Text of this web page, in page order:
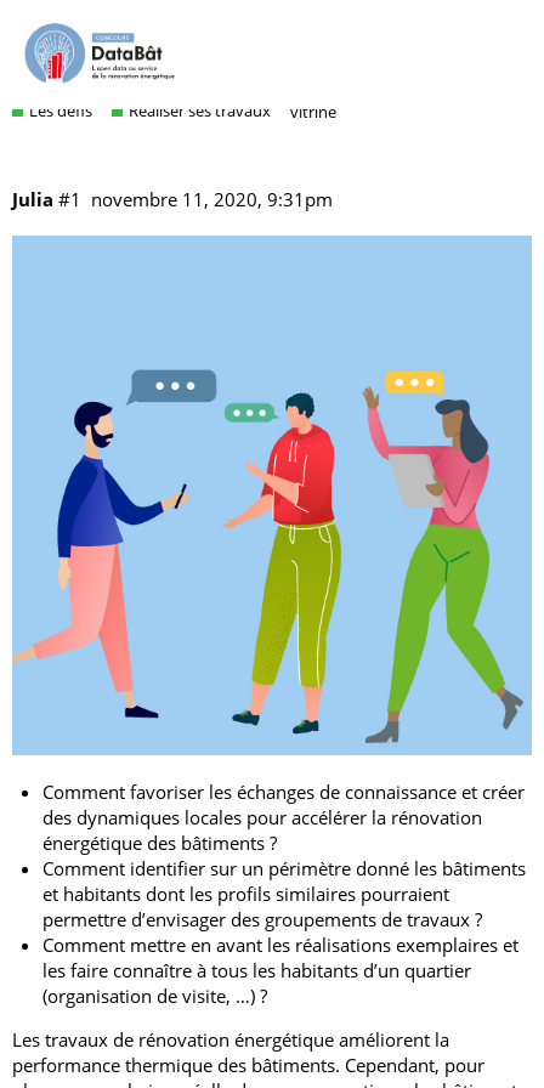
2.2 Susciter une dynamique de
voisinage
Les défis Réaliser ses travaux vitrine
Julia novembre 11, 2020, 9:31pm
#1
Comment favoriser les échanges de connaissance et créer
des dynamiques locales pour accélérer la rénovation
énergétique des bâtiments ?
Comment identifier sur un périmètre donné les bâtiments
et habitants dont les profils similaires pourraient
permettre d’envisager des groupements de travaux ?
Comment mettre en avant les réalisations exemplaires et
les faire connaître à tous les habitants d’un quartier
(organisation de visite, …) ?
Les travaux de rénovation énergétique améliorent la
performance thermique des bâtiments. Cependant, pour